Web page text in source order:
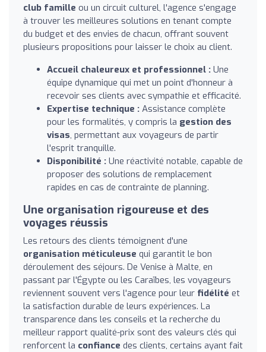
club famille ou un circuit culturel, l'agence s'engage
à trouver les meilleures solutions en tenant compte
du budget et des envies de chacun, offrant souvent
plusieurs propositions pour laisser le choix au client.
Accueil chaleureux et professionnel : Une
équipe dynamique qui met un point d'honneur à
recevoir ses clients avec sympathie et efficacité.
Expertise technique : Assistance complète
pour les formalités, y compris la gestion des
visas, permettant aux voyageurs de partir
l'esprit tranquille.
Disponibilité : Une réactivité notable, capable de
proposer des solutions de remplacement
rapides en cas de contrainte de planning.
Une organisation rigoureuse et des
voyages réussis
Les retours des clients témoignent d'une
organisation méticuleuse qui garantit le bon
déroulement des séjours. De Venise à Malte, en
passant par l'Égypte ou les Caraïbes, les voyageurs
reviennent souvent vers l'agence pour leur fidélité et
la satisfaction durable de leurs expériences. La
transparence dans les conseils et la recherche du
meilleur rapport qualité-prix sont des valeurs clés qui
renforcent la confiance des clients, certains ayant fait